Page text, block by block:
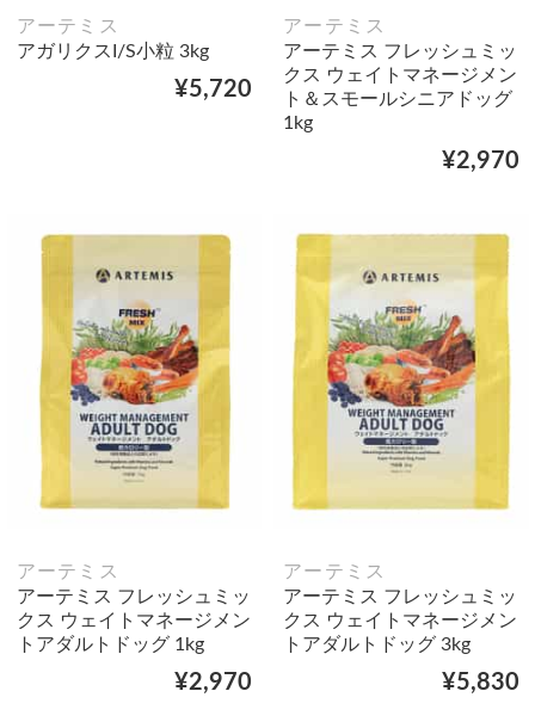
アーテミス
アガリクスI/S小粒 3kg
¥5,720
アーテミス
アーテミス フレッシュミッ
クス ウェイトマネージメン
ト＆スモールシニアドッグ
1kg
¥2,970
アーテミス
アーテミス フレッシュミッ
クス ウェイトマネージメン
トアダルトドッグ 1kg
¥2,970
アーテミス
アーテミス フレッシュミッ
クス ウェイトマネージメン
トアダルトドッグ 3kg
¥5,830